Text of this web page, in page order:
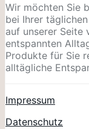
Wir möchten Sie
bei Ihrer
auf unserer Seite
entspannten
Produkte für Sie
alltägliche
Impressum
Datenschutz